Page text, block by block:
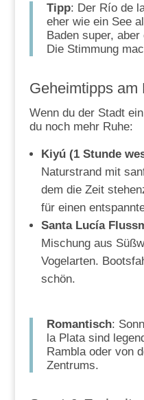
Tipp: Der Río de
eher wie ein See
Baden super,
Die Stimmung
Geheimtipps am
Wenn du der Stadt
du noch mehr Ruhe:
Kiyú (1 Stunde
Naturstrand mit
dem die Zeit
für einen
Santa Lucía
Mischung aus
Vogelarten.
schön.
Romantisch:
la Plata sind
Rambla oder von
Zentrums.